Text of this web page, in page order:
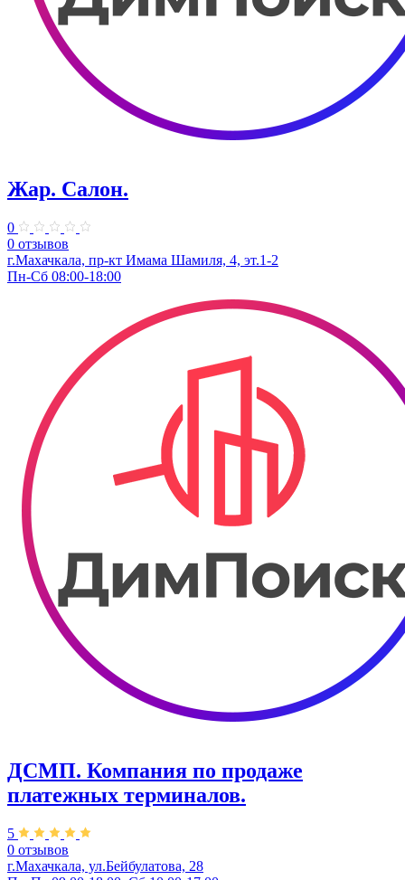
Жар. Салон.
0
0 отзывов
г.Махачкала, пр-кт Имама Шамиля, 4, ​эт.1-2
Пн-Сб 08:00-18:00
ДСМП. ​Компания по продаже
платежных терминалов.
5
0 отзывов
г.Махачкала, ул.Бейбулатова, 28